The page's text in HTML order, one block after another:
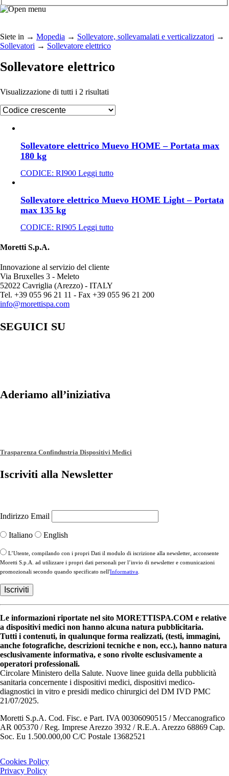
Siete in → Mopedia → Sollevatore, sollevamalati e verticalizzatori →
Sollevatori → Sollevatore elettrico
Sollevatore elettrico
Visualizzazione di tutti i 2 risultati
Sollevatore elettrico Muevo HOME – Portata max
180 kg
CODICE: RI900 Leggi tutto
Sollevatore elettrico Muevo HOME Light – Portata
max 135 kg
CODICE: RI905 Leggi tutto
Moretti S.p.A.
Innovazione al servizio del cliente
Via Bruxelles 3 - Meleto
52022 Cavriglia (Arezzo) - ITALY
Tel. +39 055 96 21 11 - Fax +39 055 96 21 200
info@morettispa.com
SEGUICI SU
Aderiamo all’iniziativa
Trasparenza Confindustria Dispositivi Medici
Iscriviti alla Newsletter
Indirizzo Email
Italiano English
L’Utente, compilando con i propri Dati il modulo di iscrizione alla newsletter, acconsente
Moretti S.p.A. ad utilizzare i propri dati personali per l’invio di newsletter e comunicazioni
promozionali secondo quando specificato nell'Informativa
Le informazioni riportate nel sito MORETTISPA.COM e relative
a dispositivi medici non hanno alcuna natura pubblicitaria.
Tutti i contenuti, in qualunque forma realizzati, (testi, immagini,
anche fotografiche, descrizioni tecniche e non, ecc.), hanno natura
esclusivamente informativa, e sono rivolte esclusivamente a
operatori professionali.
Circolare Ministero della Salute. Nuove linee guida della pubblicità
sanitaria concernente i dispositivi medici, dispositivi medico-
diagnostici in vitro e presidi medico chirurgici del DM IVD PMC
21/07/2025.
Moretti S.p.A. Cod. Fisc. e Part. IVA 00306090515 / Meccanografico
AR 005370 / Reg. Imprese Arezzo 3932 / R.E.A. Arezzo 68869 Cap.
Soc. Eu 1.500.000,00 C/C Postale 13682521
Cookies Policy
Privacy Policy